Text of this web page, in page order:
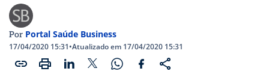
Por Portal Saúde Business
17/04/2020 15:31•Atualizado em 17/04/2020 15:31